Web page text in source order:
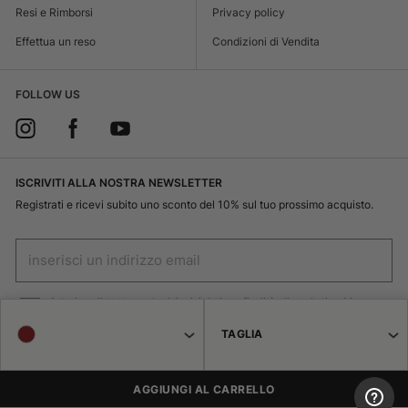
TAGLIA
AGGIUNGI AL CARRELLO
Resi e Rimborsi
Effettua un reso
Privacy policy
Condizioni di Vendita
FOLLOW US
ISCRIVITI ALLA NOSTRA NEWSLETTER
Registrati e ricevi subito uno sconto del 10% sul tuo prossimo acquisto.
Autorizzo il trattamento dei miei dati per finalità di marketing (ricevere
© 2026 Haeres Equita srl Corso Garibaldi 122 15048 Valenza (AL) P.IVA